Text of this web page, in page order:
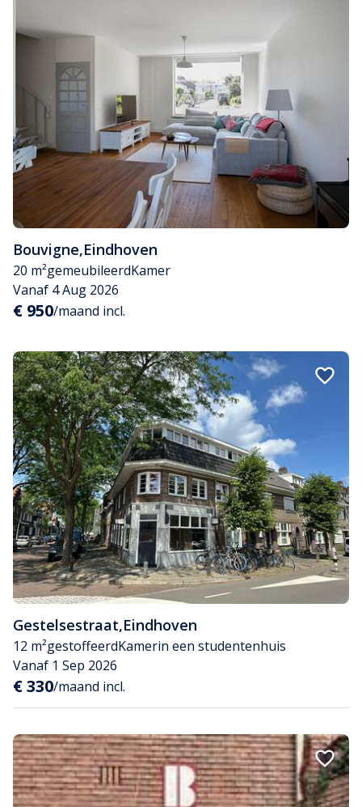
Bouvigne,Eindhoven
20 m²gemeubileerdKamer
Vanaf 4 Aug 2026
€ 950/maand incl.
Gestelsestraat,Eindhoven
12 m²gestoffeerdKamerin een studentenhuis
Vanaf 1 Sep 2026
€ 330/maand incl.